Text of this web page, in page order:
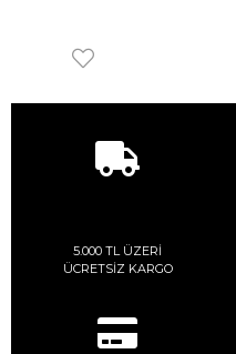
5.000 TL ÜZERİ
ÜCRETSİZ KARGO